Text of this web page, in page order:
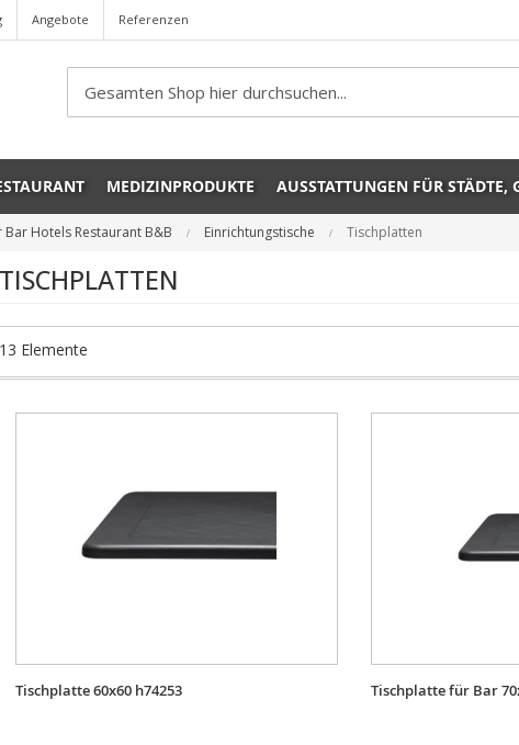
Angebote Referenzen
Search
MEDIZINPRODUKTE AUSSTATTUNGEN FÜR
Bar Hotels Restaurant B&B Einrichtungstische Tischplatten
TISCHPLATTEN
13 Elemente
Tischplatte 60x60 h74253 Tischplatte für Bar